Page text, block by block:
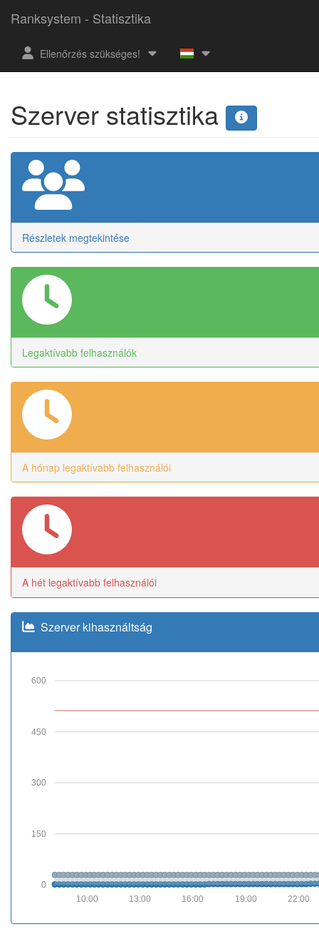
Ranksystem - Statisztika
Ellenőrzés szükséges!
Szerver statisztika
Részletek megtekintése
Legaktívabb felhasználók
A hónap legaktívabb felhasználói
A hét legaktívabb felhasználói
Szerver kihasználtság
0
150
300
450
600
22:00
19:00
16:00
13:00
10:00